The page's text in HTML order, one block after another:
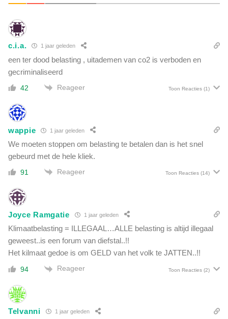
n
a
r
R
s
l
d
,
e
d
i
s
d
e
m
e
r
'
D
t
d
o
r
o
o
s
R
c
e
f
e
l
e
g
e
c.i.a. 1 jaar geleden
een ter dood belasting , uitademen van co2 is verboden en
gecriminaliseerd
42 Reageer Toon Reacties (1)
wappie 1 jaar geleden
We moeten stoppen om belasting te betalen dan is het snel
gebeurd met de hele kliek.
91 Reageer Toon Reacties (14)
Joyce Ramgatie 1 jaar geleden
Klimaatbelasting = ILLEGAAL…ALLE belasting is altijd illegaal
geweest..is een forum van diefstal..!!
Het kilmaat gedoe is om GELD van het volk te JATTEN..!!
94 Reageer Toon Reacties (2)
Telvanni 1 jaar geleden